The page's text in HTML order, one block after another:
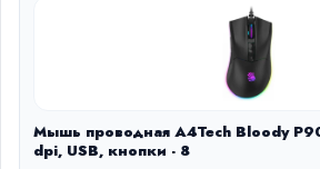
Мышь проводная A4Tech Bloody
dpi, USB, кнопки - 8